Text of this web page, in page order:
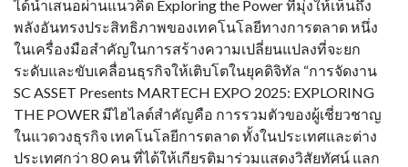
ได้นำเสนอผ่านแนวคิด Exploring the Power ที่มุ่งให้เห็นถึง
พลังอันทรงประสิทธิภาพของเทคโนโลยีทางการตลาด หนึ่ง
ในเครื่องมือสำคัญในการสร้างความเปลี่ยนแปลงที่จะยก
ระดับและขับเคลื่อนธุรกิจให้เติบโตในยุคดิจิทัล “การจัดงาน
SC ASSET Presents MARTECH EXPO 2025: EXPLORING
THE POWER มีไฮไลต์สำคัญคือ การรวมตัวของผู้เชี่ยวชาญ
ในแวดวงธุรกิจ เทคโนโลยีการตลาด ทั้งในประเทศและต่าง
ประเทศกว่า 80 คน ที่ได้ให้เกียรติมาร่วมแสดงวิสัยทัศน์ แลก